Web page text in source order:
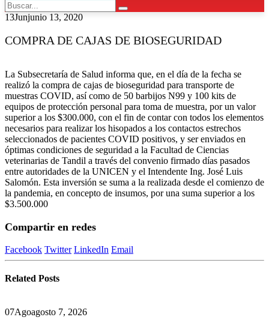
13Junjunio 13, 2020
COMPRA DE CAJAS DE BIOSEGURIDAD
La Subsecretaría de Salud informa que, en el día de la fecha se
realizó la compra de cajas de bioseguridad para transporte de
muestras COVID, así como de 50 barbijos N99 y 100 kits de
equipos de protección personal para toma de muestra, por un valor
superior a los $300.000, con el fin de contar con todos los elementos
necesarios para realizar los hisopados a los contactos estrechos
seleccionados de pacientes COVID positivos, y ser enviados en
óptimas condiciones de seguridad a la Facultad de Ciencias
veterinarias de Tandil a través del convenio firmado días pasados
entre autoridades de la UNICEN y el Intendente Ing. José Luis
Salomón. Esta inversión se suma a la realizada desde el comienzo de
la pandemia, en concepto de insumos, por una suma superior a los
$3.500.000
Compartir en redes
Facebook Twitter LinkedIn Email
Related Posts
07Agoagosto 7, 2026